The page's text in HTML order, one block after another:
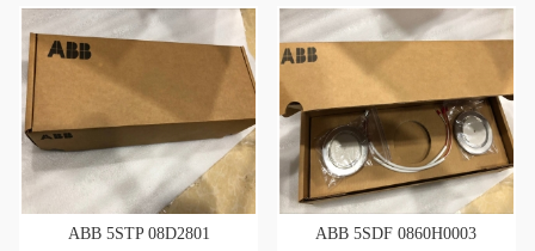
ABB 5STP 08D2801
ABB 5SDF 0860H0003